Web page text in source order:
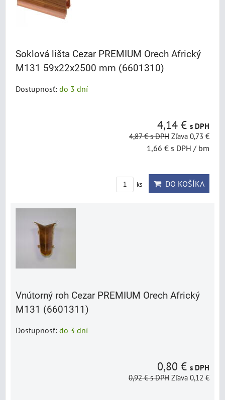
Soklová lišta Cezar PREMIUM Orech Africký
M131 59x22x2500 mm (6601310)
Dostupnosť: do 3 dní
4,14 € s DPH
4,87 €s DPH Zľava 0,73 €
1,66 € s DPH / bm
ks DO KOŠÍKA
Vnútorný roh Cezar PREMIUM Orech Africký
M131 (6601311)
Dostupnosť: do 3 dní
0,80 € s DPH
0,92 €s DPH Zľava 0,12 €